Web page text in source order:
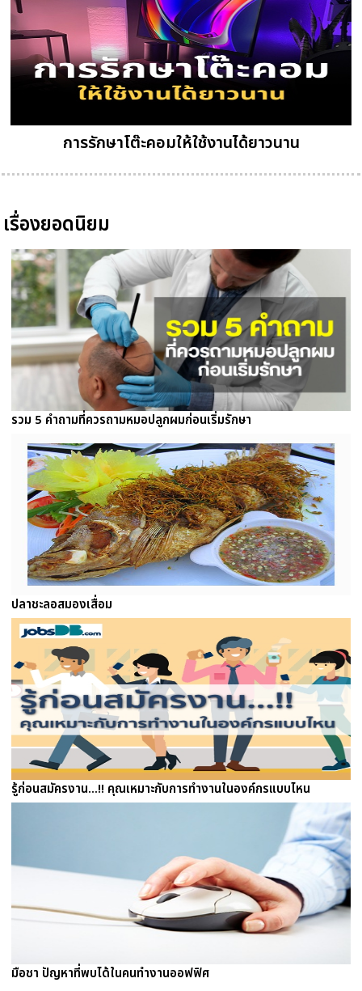
การรักษาโต๊ะคอมให้ใช้งานได้ยาวนาน
เรื่องยอดนิยม
รวม 5 คำถามที่ควรถามหมอปลูกผมก่อนเริ่มรักษา
ปลาชะลอสมองเสื่อม
รู้ก่อนสมัครงาน...!! คุณเหมาะกับการทำงานในองค์กรแบบไหน
มือชา ปัญหาที่พบได้ในคนทำงานออฟฟิศ